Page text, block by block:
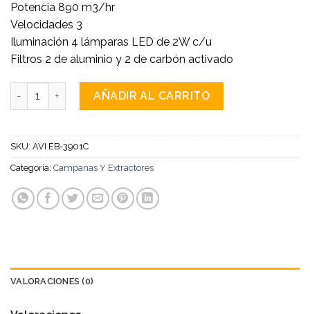
Potencia 890 m3/hr
Velocidades 3
Iluminación 4 lámparas LED de 2W c/u
Filtros 2 de aluminio y 2 de carbón activado
Purificadora Extractora De Isla cantidad
AÑADIR AL CARRITO
SKU: AVI EB-3901C
Categoría: Campanas Y Extractores
VALORACIONES (0)